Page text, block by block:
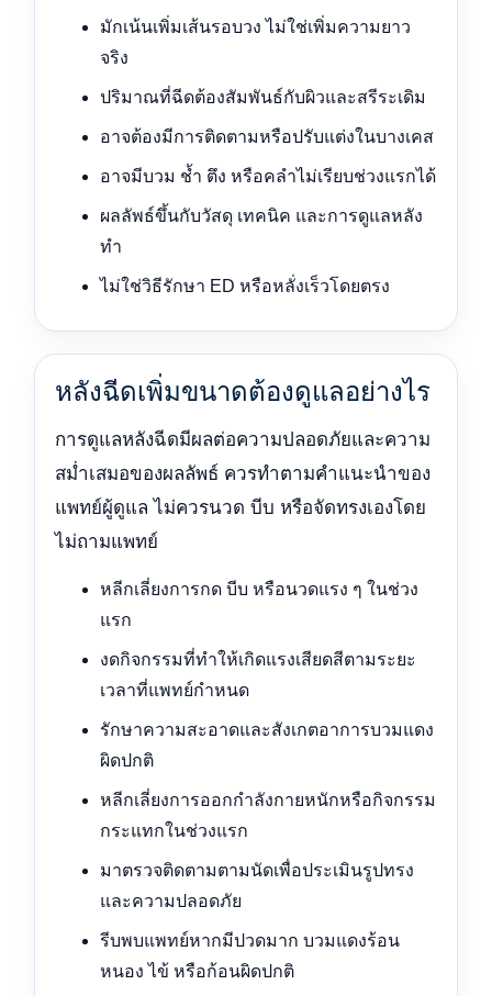
มักเน้นเพิ่มเส้นรอบวง ไม่ใช่เพิ่มความยาว
จริง
ปริมาณที่ฉีดต้องสัมพันธ์กับผิวและสรีระเดิม
อาจต้องมีการติดตามหรือปรับแต่งในบางเคส
อาจมีบวม ช้ำ ตึง หรือคลำไม่เรียบช่วงแรกได้
ผลลัพธ์ขึ้นกับวัสดุ เทคนิค และการดูแลหลัง
ทำ
ไม่ใช่วิธีรักษา ED หรือหลั่งเร็วโดยตรง
หลังฉีดเพิ่มขนาดต้องดูแลอย่างไร
การดูแลหลังฉีดมีผลต่อความปลอดภัยและความ
สม่ำเสมอของผลลัพธ์ ควรทำตามคำแนะนำของ
แพทย์ผู้ดูแล ไม่ควรนวด บีบ หรือจัดทรงเองโดย
ไม่ถามแพทย์
หลีกเลี่ยงการกด บีบ หรือนวดแรง ๆ ในช่วง
แรก
งดกิจกรรมที่ทำให้เกิดแรงเสียดสีตามระยะ
เวลาที่แพทย์กำหนด
รักษาความสะอาดและสังเกตอาการบวมแดง
ผิดปกติ
หลีกเลี่ยงการออกกำลังกายหนักหรือกิจกรรม
กระแทกในช่วงแรก
มาตรวจติดตามตามนัดเพื่อประเมินรูปทรง
และความปลอดภัย
รีบพบแพทย์หากมีปวดมาก บวมแดงร้อน
หนอง ไข้ หรือก้อนผิดปกติ